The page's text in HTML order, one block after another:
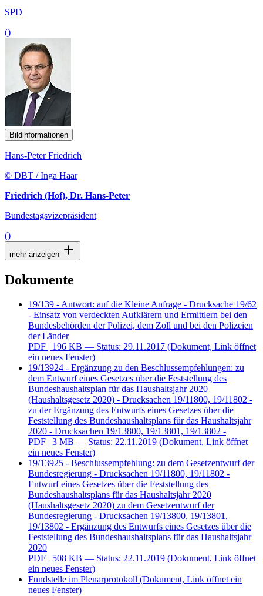
SPD
()
Bildinformationen
Hans-Peter Friedrich
© DBT / Inga Haar
Friedrich (Hof), Dr. Hans-Peter
Bundestagsvizepräsident
()
mehr anzeigen
Dokumente
19/139 - Antwort: auf die Kleine Anfrage - Drucksache 19/62
- Einsatz von verdeckten Aufklärern und Ermittlern bei den
Bundesbehörden der Polizei, dem Zoll und bei den Polizeien
der Länder
PDF | 196 KB — Status: 29.11.2017 (Dokument, Link öffnet
ein neues Fenster)
19/13924 - Ergänzung zu den Beschlussempfehlungen: zu
dem Entwurf eines Gesetzes über die Feststellung des
Bundeshaushaltsplan für das Haushaltsjahr 2020
(Haushaltsgesetz 2020) - Drucksachen 19/11800, 19/11802 -
zu der Ergänzung des Entwurfs eines Gesetzes über die
Feststellung des Bundeshaushaltsplans für das Haushaltsjahr
2020 - Drucksachen 19/13800, 19/13801, 19/13802 -
PDF | 3 MB — Status: 22.11.2019 (Dokument, Link öffnet
ein neues Fenster)
19/13925 - Beschlussempfehlung: zu dem Gesetzentwurf der
Bundesregierung - Drucksachen 19/11800, 19/11802 -
Entwurf eines Gesetzes über die Feststellung des
Bundeshaushaltsplans für das Haushaltsjahr 2020
(Haushaltsgesetz 2020) zu dem Gesetzentwurf der
Bundesregierung - Drucksachen 19/13800, 19/13801,
19/13802 - Ergänzung des Entwurfs eines Gesetzes über die
Feststellung des Bundeshaushaltsplans für das Haushaltsjahr
2020
PDF | 508 KB — Status: 22.11.2019 (Dokument, Link öffnet
ein neues Fenster)
Fundstelle im Plenarprotokoll (Dokument, Link öffnet ein
neues Fenster)